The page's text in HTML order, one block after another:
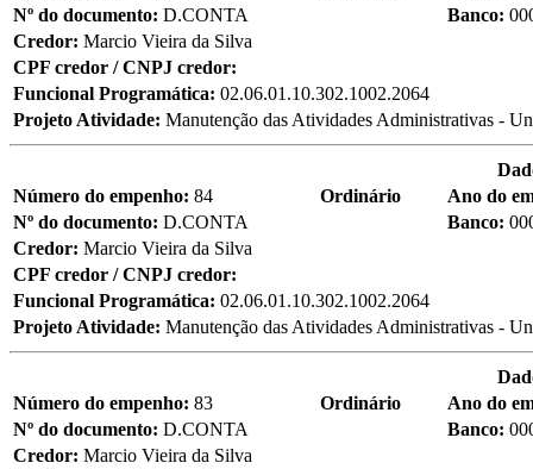
Nº do documento: D.CONTA Banco:
Credor: Marcio Vieira da Silva
CPF credor / CNPJ credor:
Funcional Programática: 02.06.01.10.302.1002.2064
Projeto Atividade: Manutenção das Atividades Administrativas -
Número do empenho: 84 Ordinário
Ano do
Nº do documento: D.CONTA Banco:
Credor: Marcio Vieira da Silva
CPF credor / CNPJ credor:
Funcional Programática: 02.06.01.10.302.1002.2064
Projeto Atividade: Manutenção das Atividades Administrativas -
Número do empenho: 83 Ordinário
Ano do
Nº do documento: D.CONTA Banco:
Credor: Marcio Vieira da Silva